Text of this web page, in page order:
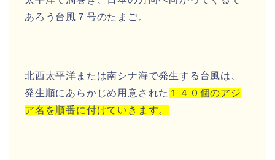
あろう 台風７号のたまご。
北西太平洋または南シナ海で発生する 台風は、
発生順にあらかじめ用意された １４０個のアジ
ア名を順番に付けていきます。